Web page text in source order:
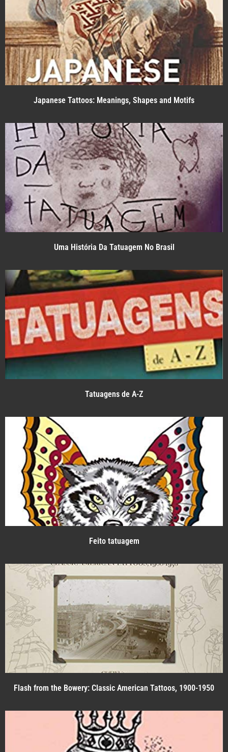
Japanese Tattoos: Meanings, Shapes and Motifs
Uma História Da Tatuagem No Brasil
Tatuagens de A-Z
Feito tatuagem
Flash from the Bowery: Classic American Tattoos, 1900-1950